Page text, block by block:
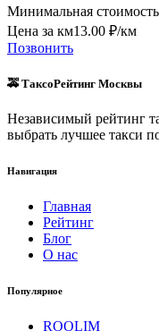
Минимальная стоимость
Цена за км13.00 ₽/км
Позвонить
🚕 ТаксоРейтинг Москвы
Независимый рейтинг
выбрать лучшее такси
Навигация
Главная
Рейтинг
Блог
О нас
Популярное
ROOLIM